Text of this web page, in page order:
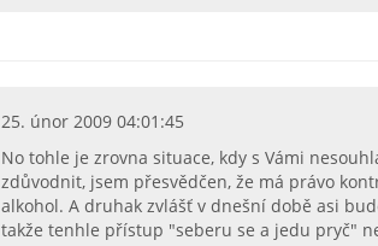
25. únor 2009 04:01:45
No tohle je zrovna situace, kdy s Vámi
zdůvodnit, jsem přesvědčen, že má právo
alkohol. A druhak zvlášť v dnešní době asi
takže tenhle přístup "seberu se a jedu pryč"